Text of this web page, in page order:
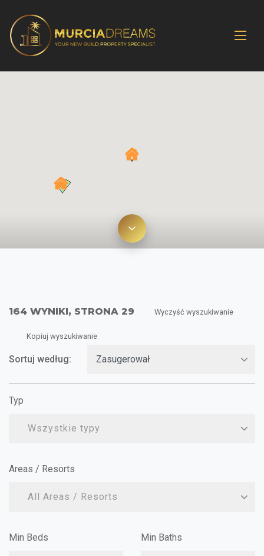
164 WYNIKI, STRONA 29 Wyczyść wyszukiwanie
Kopiuj wyszukiwanie
Sortuj według:
Typ
Wszystkie typy
Areas / Resorts
All Areas / Resorts
Min Beds Min Baths